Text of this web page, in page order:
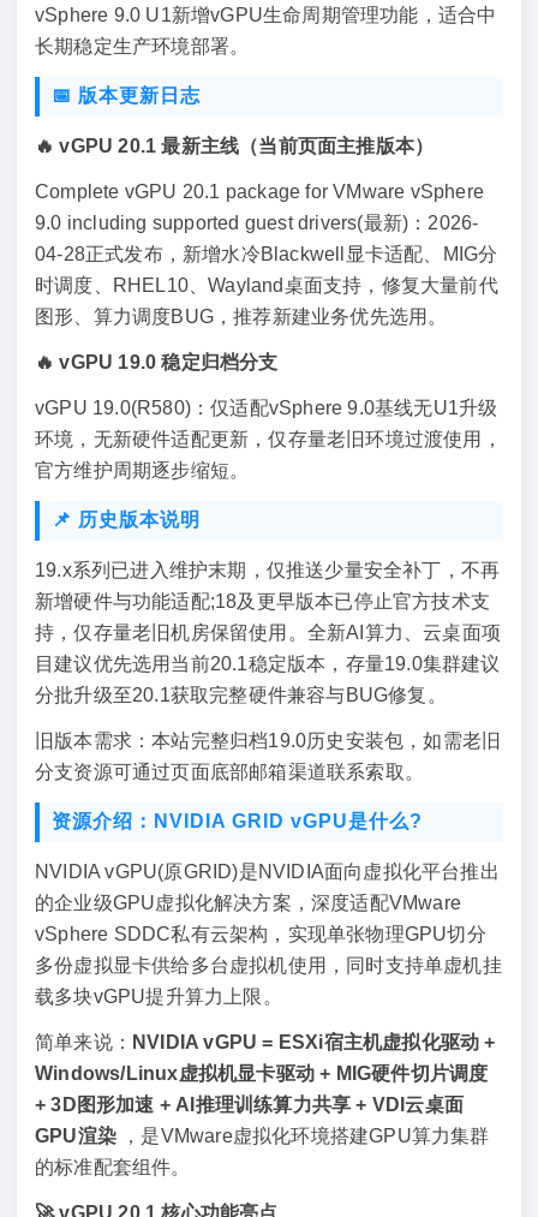
vSphere 9.0 U1新增vGPU生命周期管理功能，适合中
长期稳定生产环境部署。
📅 版本更新日志
🔥 vGPU 20.1 最新主线（当前页面主推版本）
Complete vGPU 20.1 package for VMware vSphere
9.0 including supported guest drivers(最新)：2026-
04-28正式发布，新增水冷Blackwell显卡适配、MIG分
时调度、RHEL10、Wayland桌面支持，修复大量前代
图形、算力调度BUG，推荐新建业务优先选用。
🔥 vGPU 19.0 稳定归档分支
vGPU 19.0(R580)：仅适配vSphere 9.0基线无U1升级
环境，无新硬件适配更新，仅存量老旧环境过渡使用，
官方维护周期逐步缩短。
📌 历史版本说明
19.x系列已进入维护末期，仅推送少量安全补丁，不再
新增硬件与功能适配;18及更早版本已停止官方技术支
持，仅存量老旧机房保留使用。全新AI算力、云桌面项
目建议优先选用当前20.1稳定版本，存量19.0集群建议
分批升级至20.1获取完整硬件兼容与BUG修复。
旧版本需求：本站完整归档19.0历史安装包，如需老旧
分支资源可通过页面底部邮箱渠道联系索取。
资源介绍：NVIDIA GRID vGPU是什么?
NVIDIA vGPU(原GRID)是NVIDIA面向虚拟化平台推出
的企业级GPU虚拟化解决方案，深度适配VMware
vSphere SDDC私有云架构，实现单张物理GPU切分
多份虚拟显卡供给多台虚拟机使用，同时支持单虚机挂
载多块vGPU提升算力上限。
简单来说： NVIDIA vGPU = ESXi宿主机虚拟化驱动 +
Windows/Linux虚拟机显卡驱动 + MIG硬件切片调度
+ 3D图形加速 + AI推理训练算力共享 + VDI云桌面
GPU渲染 ，是VMware虚拟化环境搭建GPU算力集群
的标准配套组件。